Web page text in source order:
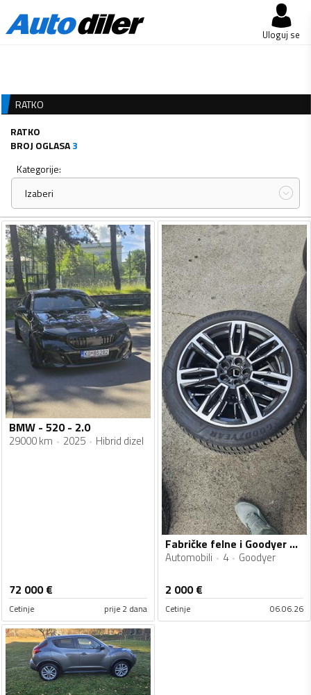
Uloguj se
RATKO
RATKO
BROJ OGLASA3
Kategorije:
Izaberi
BMW - 520 - 2.0
29000 km 2025 Hibrid dizel
72 000€
Cetinje prije 2 dana
Fabričke felne i Goodyer gume
Automobili 4 Goodyer
2 000€
Cetinje 06.06.26